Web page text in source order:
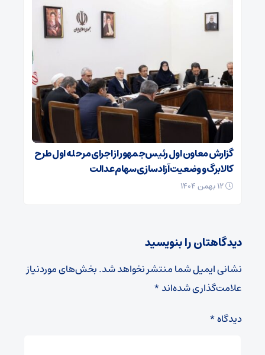
گزارش معاون اول رئیس‌جمهور از اجرای مرحله اول طرح
کالابرگ و وضعیت آزادسازی سهام عدالت
دیدگاهتان را بنویسید
نشانی ایمیل شما منتشر نخواهد شد.بخش‌های موردنیاز
علامت‌گذاری شده‌اند*
دیدگاه*